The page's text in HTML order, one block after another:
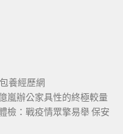
養經歷網
嵐辦公家具性的終極較量
檢：戰疫情眾擎易舉 保安